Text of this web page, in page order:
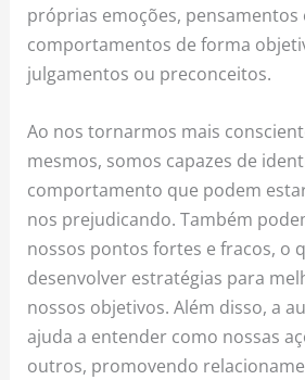
próprias emoções, pensamentos
comportamentos de forma
julgamentos ou preconceitos.
Ao nos tornarmos mais
mesmos, somos capazes de
comportamento que podem
nos prejudicando. Também
nossos pontos fortes e fracos, o
desenvolver estratégias para
nossos objetivos. Além disso, a
ajuda a entender como nossas
outros, promovendo